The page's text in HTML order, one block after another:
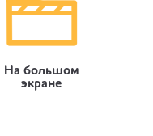
На большом
экране